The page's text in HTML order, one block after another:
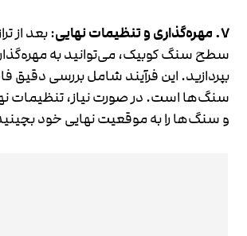
7. مهره‌گذاری و تنظیمات نهایی
: بعد از
سطح سنگ کوبیک، می‌توانید به
بپردازید. این فرآیند شامل بررسی دقیق
سنگ‌ها است. در صورت نیاز، تنظیمات
و سنگ‌ها را به موقعیت نهایی خود